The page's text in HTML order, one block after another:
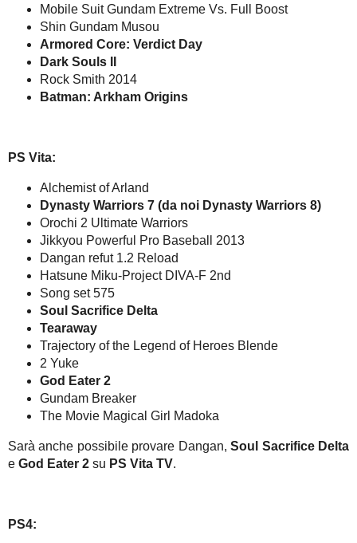
Mobile Suit Gundam Extreme Vs. Full Boost
Shin Gundam Musou
Armored Core: Verdict Day
Dark Souls II
Rock Smith 2014
Batman: Arkham Origins
PS Vita:
Alchemist of Arland
Dynasty Warriors 7 (da noi Dynasty Warriors 8)
Orochi 2 Ultimate Warriors
Jikkyou Powerful Pro Baseball 2013
Dangan refut 1.2 Reload
Hatsune Miku-Project DIVA-F 2nd
Song set 575
Soul Sacrifice Delta
Tearaway
Trajectory of the Legend of Heroes Blende
2 Yuke
God Eater 2
Gundam Breaker
The Movie Magical Girl Madoka
Sarà anche possibile provare Dangan,Soul Sacrifice Delta
e God Eater 2 su PS Vita TV.
PS4: